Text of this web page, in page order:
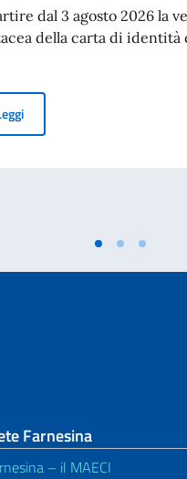
su cooperazione migratoria.
dal 3 agosto 2026 la
della carta di identità
Cessazione della validità
Farnesina
– il MAECI